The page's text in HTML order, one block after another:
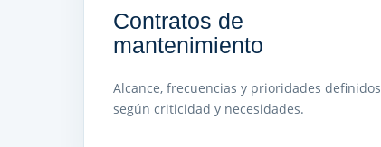
Contratos de
mantenimiento
Alcance, frecuencias y prioridades definidos
según criticidad y necesidades.